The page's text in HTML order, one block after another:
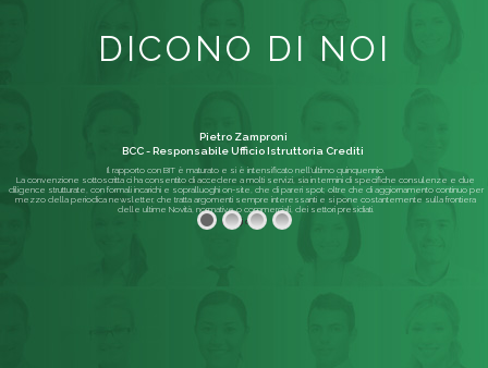
DICONO DI NOI
Il rapporto con BIT è maturato e si è intensificato nell'ultimo quinquennio.
La convenzione sottoscritta ci ha consentito di accedere a molti servizi, sia in termini di specifiche consulenze e due
diligence strutturate, con formali incarichi e sopralluoghi on-site, che di pareri spot; oltre che di aggiornamento continuo per
mezzo della periodica newsletter, che tratta argomenti sempre interessanti e si pone costantemente sulla frontiera
delle ultime Novità, normative o commerciali, dei settori presidiati.
Pietro Zamproni
BCC - Responsabile Ufficio Istruttoria Crediti
Leggi di più